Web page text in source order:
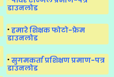
डाउनलोड
हमारे शिक्षक फोटो-फ्रेम
डाउनलोड
सुगमकर्ता प्रशिक्षण प्रमाण-पत्र
डाउनलोड